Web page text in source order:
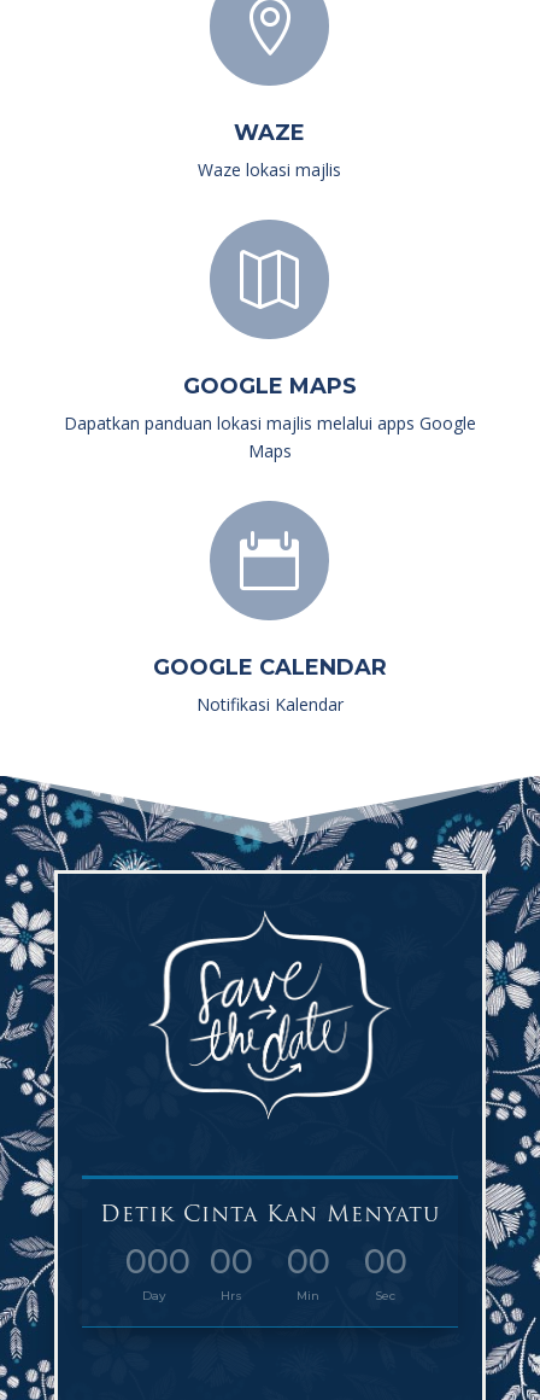

WAZE
Waze lokasi majlis

GOOGLE MAPS
Dapatkan panduan lokasi majlis melalui apps Google
Maps

GOOGLE CALENDAR
Notifikasi Kalendar
Detik Cinta Kan Menyatu
000
Day
00
Hrs
00
Min
00
Sec